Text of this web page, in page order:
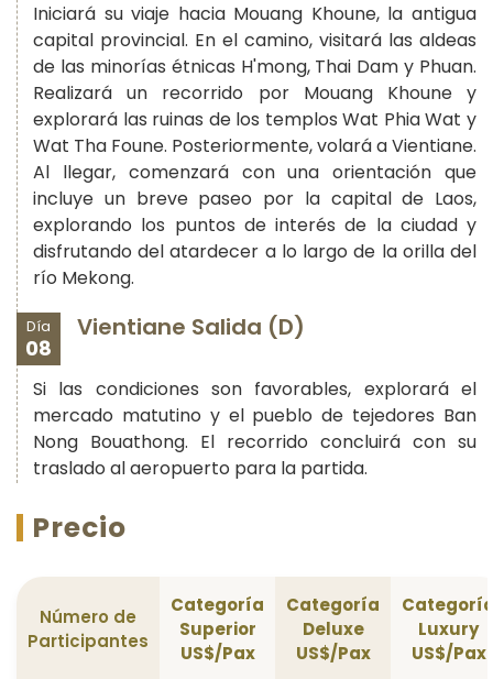
Iniciará su viaje hacia Mouang Khoune, la antigua
capital provincial. En el camino, visitará las aldeas
de las minorías étnicas H'mong, Thai Dam y Phuan.
Realizará un recorrido por Mouang Khoune y
explorará las ruinas de los templos Wat Phia Wat y
Wat Tha Foune. Posteriormente, volará a Vientiane.
Al llegar, comenzará con una orientación que
incluye un breve paseo por la capital de Laos,
explorando los puntos de interés de la ciudad y
disfrutando del atardecer a lo largo de la orilla del
río Mekong.
Día
08
Vientiane Salida (D)
Si las condiciones son favorables, explorará el
mercado matutino y el pueblo de tejedores Ban
Nong Bouathong. El recorrido concluirá con su
traslado al aeropuerto para la partida.
Precio
Número de
Participantes
Categoría
Superior
US$/Pax
Categoría
Deluxe
US$/Pax
Luxury
US$/Pax